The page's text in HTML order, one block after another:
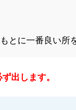
とに一番良い所
出します。